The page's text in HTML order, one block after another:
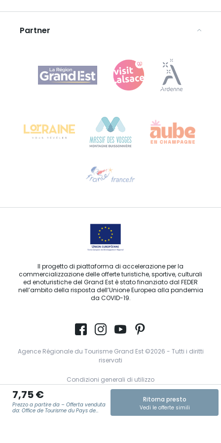
7,75 €
Prezzo a partire da – Offerta venduta
da: Office de Tourisme du Pays de
Ritorna presto
Vedi le offerte simili
Avvertenze legali
Agence Régionale du Tourisme Grand Est
Bureau de Colmar (sede operativa)
Contattaci per e-mail
Partner
Il progetto di piattaforma di accelerazione per la
commercializzazione delle offerte turistiche, sportive, culturali
ed enoturistiche del Grand Est è stato finanziato dal FEDER
nell’ambito della risposta dell’Unione Europea alla pandemia
da COVID-19.
Agence Régionale du Tourisme Grand Est ©2026 - Tutti i diritti
riservati
Condizioni generali di utilizzo
Informativa sulla privacy